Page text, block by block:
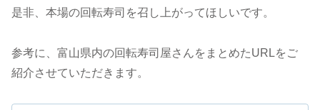
是非、本場の回転寿司を召し上がってほしいです。
参考に、富山県内の回転寿司屋さんをまとめたURLをご
紹介させていただきます。